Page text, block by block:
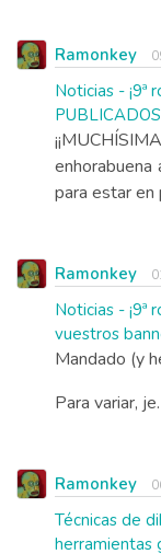
Ramonkey
Noticias - ¡9ª
PUBLICADOS
enhorabuena
para estar
Ramonkey
Noticias - ¡9ª
vuestros
Mandado (y
Para variar, je.
Ramonkey
Técnicas de
herramientas